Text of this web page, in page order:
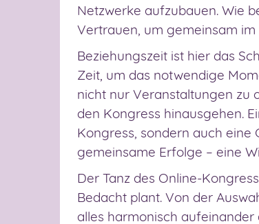
Netzwerke aufzubauen. Wie
Vertrauen, um gemeinsam
Beziehungszeit ist hier das
Zeit, um das notwendige
nicht nur Veranstaltungen zu
den Kongress hinausgehen.
Kongress, sondern auch
gemeinsame Erfolge – eine
Der Tanz des Online-
Bedacht plant. Von der
alles harmonisch